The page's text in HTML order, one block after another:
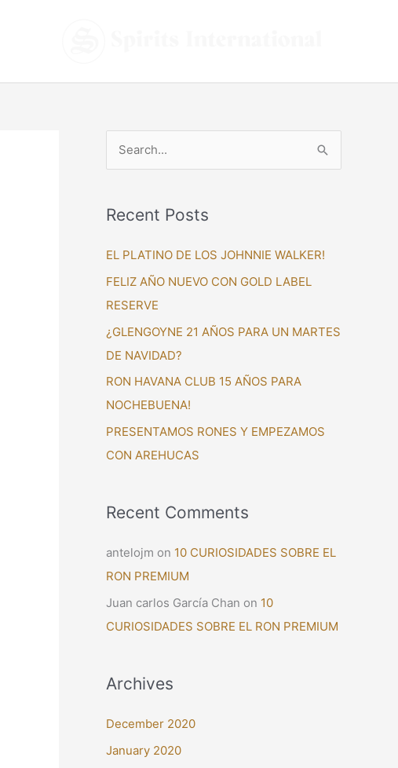
r
c
r
:
Recent Posts
EL PLATINO DE LOS JOHNNIE WALKER!
FELIZ AÑO NUEVO CON GOLD LABEL
RESERVE
¿GLENGOYNE 21 AÑOS PARA UN MARTES
DE NAVIDAD?
RON HAVANA CLUB 15 AÑOS PARA
NOCHEBUENA!
PRESENTAMOS RONES Y EMPEZAMOS
CON AREHUCAS
Recent Comments
antelojm on 10 CURIOSIDADES SOBRE EL
RON PREMIUM
Juan carlos García Chan on 10
CURIOSIDADES SOBRE EL RON PREMIUM
Archives
December 2020
January 2020